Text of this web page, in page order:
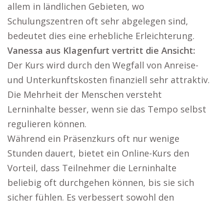
allem in ländlichen Gebieten, wo
Schulungszentren oft sehr abgelegen sind,
bedeutet dies eine erhebliche Erleichterung.
Vanessa aus Klagenfurt vertritt die Ansicht:
Der Kurs wird durch den Wegfall von Anreise-
und Unterkunftskosten finanziell sehr attraktiv.
Die Mehrheit der Menschen versteht
Lerninhalte besser, wenn sie das Tempo selbst
regulieren können.
Während ein Präsenzkurs oft nur wenige
Stunden dauert, bietet ein Online-Kurs den
Vorteil, dass Teilnehmer die Lerninhalte
beliebig oft durchgehen können, bis sie sich
sicher fühlen. Es verbessert sowohl den